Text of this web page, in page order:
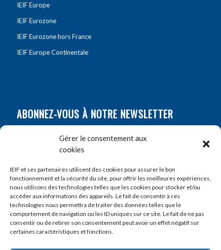
Gérer le consentement aux
cookies
IEIF et ses partenaires utilisent des cookies pour assurer le bon
fonctionnement et la sécurité du site, pour offrir les meilleures expériences,
nous utilisons des technologies telles que les cookies pour stocker et/ou
accéder aux informations des appareils. Le fait de consentir à ces
technologies nous permettra de traiter des données telles que le
comportement de navigation ou les ID uniques sur ce site. Le fait de ne pas
consentir ou de retirer son consentement peut avoir un effet négatif sur
certaines caractéristiques et fonctions.
IEIF Europe
IEIF Eurozone
IEIF Eurozone hors France
IEIF Europe Continentale
ABONNEZ-VOUS À NOTRE NEWSLETTER
Prénom*
E-mail*